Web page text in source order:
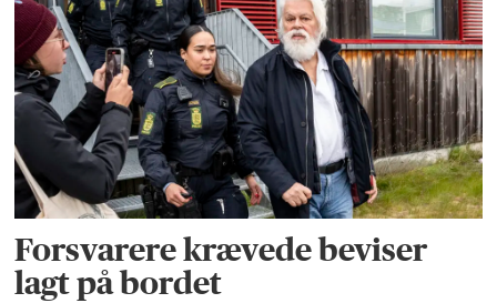
Forsvarere krævede beviser
lagt på bordet